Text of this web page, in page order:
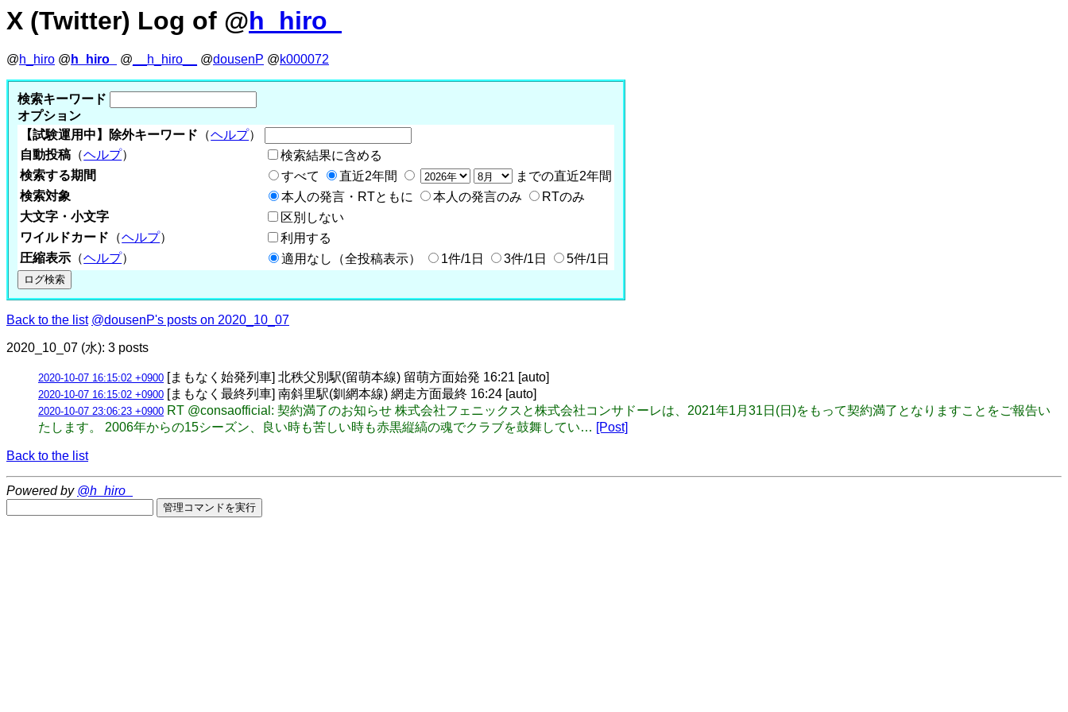
X (Twitter) Log of @h_hiro_
@h_hiro @ h_hiro_ @ __h_hiro__ @dousenP @k000072
検索キーワード
オプション
【試験運用中】除外キーワード （ヘルプ）
自動投稿 （ヘルプ）
検索結果に含める
検索する期間
すべて 直近2年間
までの直近2年間
検索対象
本人の発言・RTともに 本人の発言のみ
RTのみ
大文字・小文字
区別しない
ワイルドカード （ヘルプ）
利用する
圧縮表示 （ヘルプ） 適用なし（全投稿表示） 1件/1日 3件/1日 5件/1日
Back to the list @dousenP's posts on 2020_10_07
2020_10_07 (水): 3 posts
2020-10-07 16:15:02 +0900 [まもなく始発列車] 北秩父別駅(留萌本線) 留萌方面始発 16:21 [auto]
2020-10-07 16:15:02 +0900 [まもなく最終列車] 南斜里駅(釧網本線) 網走方面最終 16:24 [auto]
2020-10-07 23:06:23 +0900 RT @consaofficial: 契約満了のお知らせ 株式会社フェニックスと株式会社コンサドーレは、2021年1月31日(日)をもって契約満了となりますことをご報告い
たします。 2006年からの15シーズン、良い時も苦しい時も赤黒縦縞の魂でクラブを鼓舞してい… [Post]
Back to the list
Powered by @h_hiro_